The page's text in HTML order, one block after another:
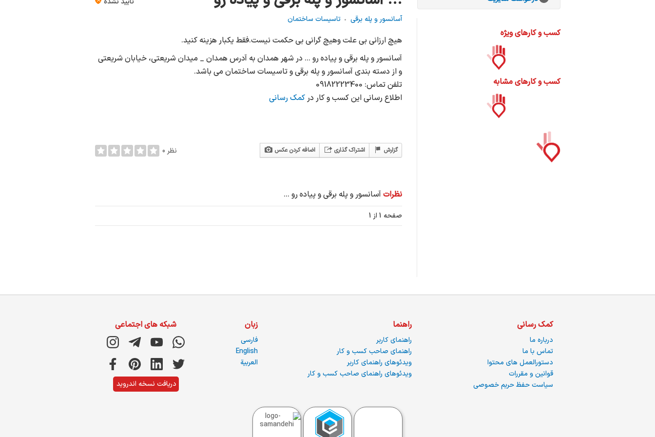
آسانسور و پله برقی
تاسیسات ساختمان
هیچ ارزانی بی علت وهیچ گرانی بی حکمت نیست.فقط یکبار هزینه کنید.
آسانسور و پله برقی و پیاده رو ... در شهر همدان به آدرس همدان _ میدان شریعتی، خیابان شریعتی
و از دسته بندی آسانسور و پله برقی و تاسیسات ساختمان می باشد.
تلفن تماس: 09182223400
اطلاع رسانی این کسب و کار درکمک رسانی
اضافه کردن عکس اشتراک گذاری گزارش 0 نظر
نظراتآسانسور و پله برقی و پیاده رو ...
صفحه 1 از 1
کسب و کارهای ویژه
کسب و کارهای مشابه
کمک رسانی
درباره ما
تماس با ما
دستورالعمل های محتوا
قوانین و مقررات
سیاست حفظ حریم خصوصی
راهنما
راهنمای کاربر
راهنمای صاحب کسب و کار
ویدئوهای راهنمای کاربر
ویدئوهای راهنمای صاحب کسب و کار
زبان
فارسی
English
العربية
شبکه های اجتماعی
دریافت نسخه اندروید